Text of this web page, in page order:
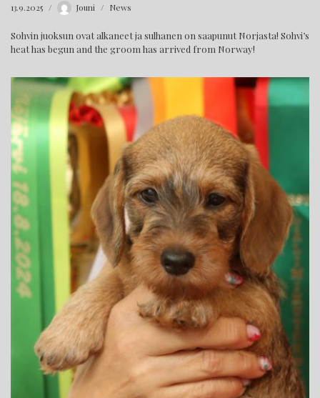
13.9.2025 Jouni News
Sohvin juoksun ovat alkaneet ja sulhanen on saapunut Norjasta! Sohvi’s
heat has begun and the groom has arrived from Norway!